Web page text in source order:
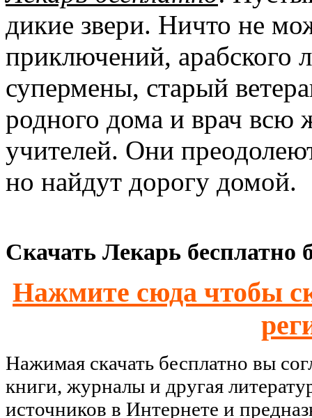
дикие звери. Ничто не
приключений, арабского
супермены, старый
родного дома и врач всю
учителей. Они
но найдут дорогу домой.
Скачать Лекарь бесплатно
Нажмите сюда чтобы
Нажимая скачать бесплатно вы
книги, журналы и другая
источников в Интернете и